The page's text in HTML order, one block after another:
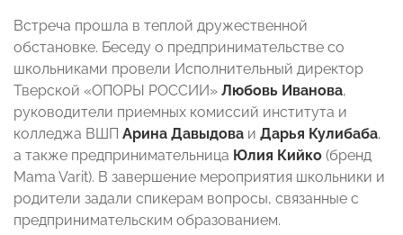
Встреча прошла в теплой дружественной
обстановке. Беседу о предпринимательстве со
школьниками провели Исполнительный директор
Тверской «ОПОРЫ РОССИИ» Любовь Иванова,
руководители приемных комиссий института и
колледжа ВШП Арина Давыдова и Дарья Кулибаба,
а также предпринимательница Юлия Кийко (бренд
Mama Varit). В завершение мероприятия школьники и
родители задали спикерам вопросы, связанные с
предпринимательским образованием.